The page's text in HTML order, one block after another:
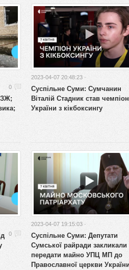
0
2023-04-07 20:48:23 ·
Суспільне Суми: Сумчанин
Віталій Стадник став
України з кікбоксингу
0
2023-04-07 19:15:03 ·
Суспільне Суми: Депутати
Сумської райради закликали
передати майно УПЦ МП до
Православної церкви